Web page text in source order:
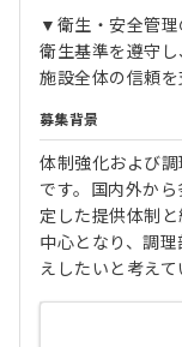
▼衛生・安全管理
衛生基準を遵守し
施設全体の信頼を
募集背景
体制強化および
です。国内外か
定した提供体制
中心となり、調
えしたいと考えて